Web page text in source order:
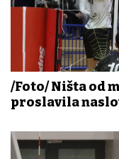
/Foto/ Ništa od
proslavila